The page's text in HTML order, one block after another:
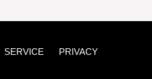
SERVICE PRIVACY